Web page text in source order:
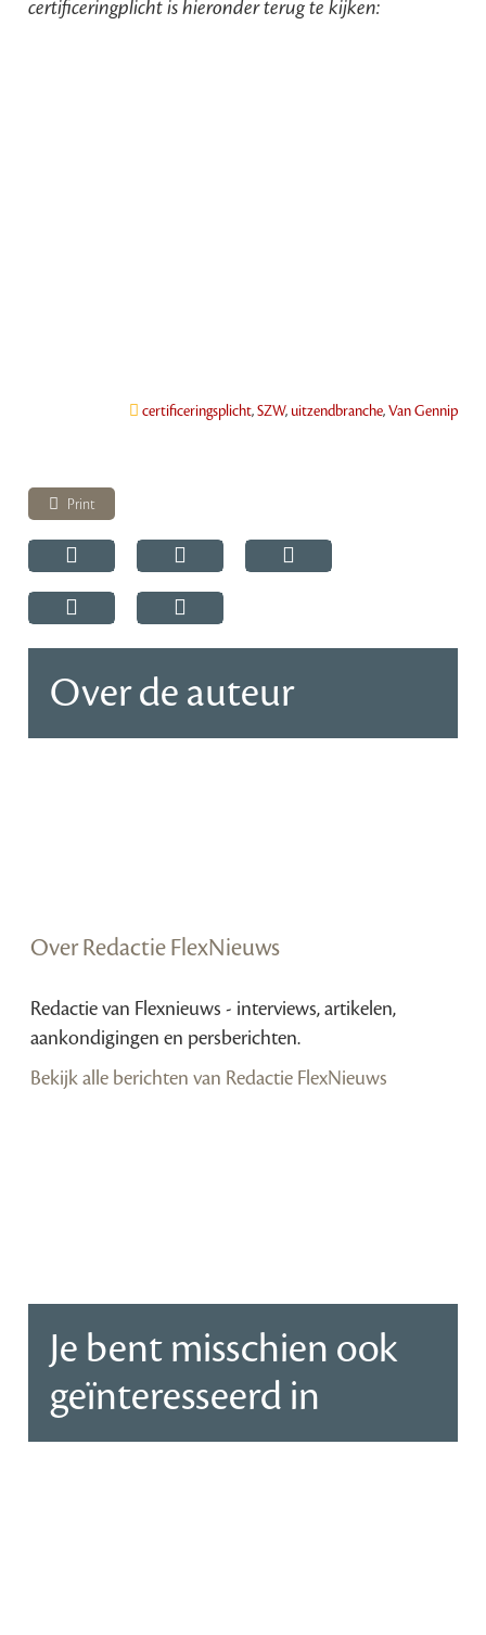
certificeringplicht is hieronder terug te kijken:
certificeringsplicht,SZW, uitzendbranche,Van Gennip
Print
Over de auteur
Over Redactie FlexNieuws
Redactie van Flexnieuws - interviews, artikelen,
aankondigingen en persberichten.
Bekijk alle berichten van Redactie FlexNieuws
Je bent misschien ook
geïnteresseerd in